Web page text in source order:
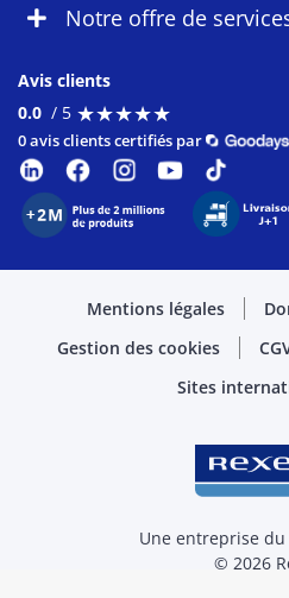
Notre offre de
Avis clients
0.0 / 5 ★★★★★
★★★★★
0 avis clients certifiés par
Mentions légales
Gestion des cookies
Sites
Une entreprise du
© 2026